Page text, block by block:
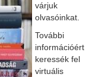
várjuk
olvasóinkat.
További
információért
keressék fel
virtuális